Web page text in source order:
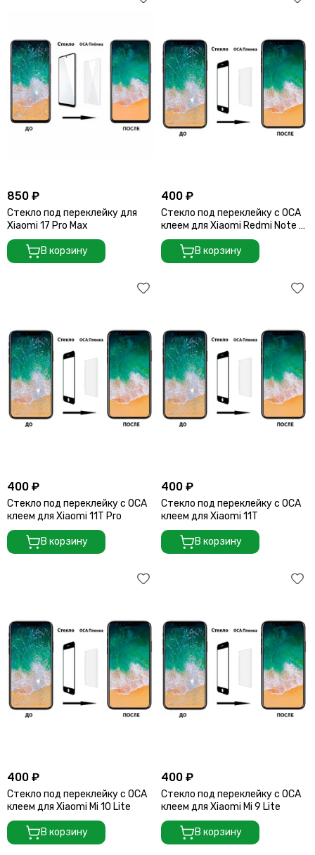
850 ₽
Стекло под переклейку для
Xiaomi 17 Pro Max
В корзину
400 ₽
Стекло под переклейку с OCA
клеем для Xiaomi Redmi Note 11
Pro
В корзину
400 ₽
Стекло под переклейку с OCA
клеем для Xiaomi 11T Pro
В корзину
400 ₽
Стекло под переклейку с OCA
клеем для Xiaomi 11T
В корзину
400 ₽
Стекло под переклейку с OCA
клеем для Xiaomi Mi 10 Lite
В корзину
400 ₽
Стекло под переклейку с OCA
клеем для Xiaomi Mi 9 Lite
В корзину